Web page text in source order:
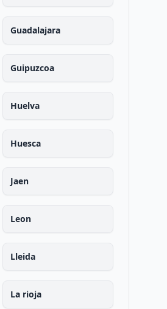
Guadalajara
Guipuzcoa
Huelva
Huesca
Jaen
Leon
Lleida
La rioja